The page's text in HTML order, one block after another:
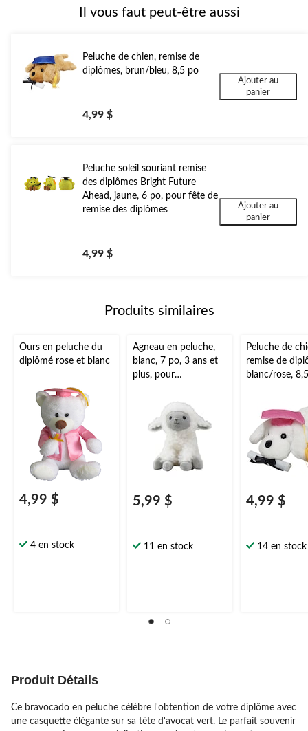
Il vous faut peut-être aussi
Peluche de chien, remise de
diplômes, brun/bleu, 8,5 po
4,99 $
Ajouter au
panier
Peluche soleil souriant remise
des diplômes Bright Future
Ahead, jaune, 6 po, pour fête de
remise des diplômes
4,99 $
Ajouter au
panier
Produits similaires
Ours en peluche du
diplômé rose et blanc
4,99 $
4 en stock
Agneau en peluche,
blanc, 7 po, 3 ans et
plus, pour
5,99 $
11 en stock
Peluche de
remise de
blanc/rose,
4,99 $
14 en stock
Produit Détails
Ce bravocado en peluche célèbre l'obtention de votre diplôme avec
une casquette élégante sur sa tête d'avocat vert. Le parfait souvenir